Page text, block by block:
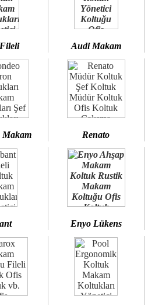
Audi Makam
Makam Renato
Enyo Lükens